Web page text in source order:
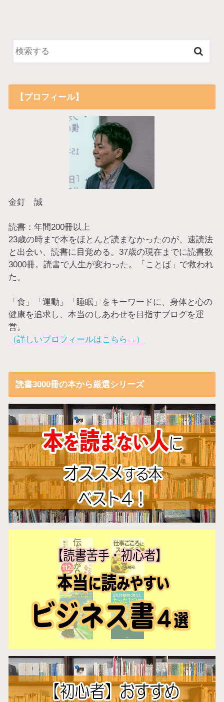
【プロフィール】
金釘 誠
読書：年間200冊以上
23歳の時まで本をほとんど読まなかったのが、速読法
と出会い、読書に目覚める。37歳の現在までに読書数
3000冊。読書で人生が変わった。「ことば」で救われ
た。
「食」「運動」「睡眠」をキーワードに、身体と心の
健康を追求し、本当のしあわせを目指すブログを運
営。
（詳しいプロフィールはこちら→）
読書3000冊の本から厳選シリーズ